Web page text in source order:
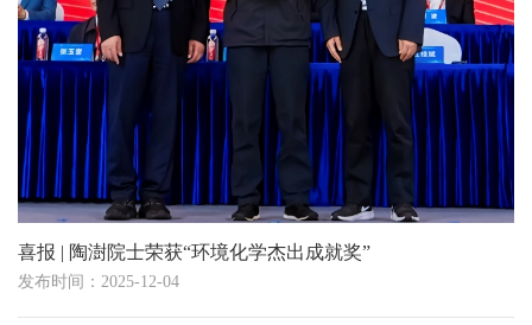
喜报 | 陶澍院士荣获“环境化学杰出成就奖”
发布时间：2025-12-04